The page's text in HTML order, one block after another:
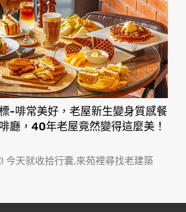
-啡常美好，老屋新生變身質感餐
廳，40年老屋竟然變得這麼美！
今天就收拾行囊,來苑裡尋找老建築